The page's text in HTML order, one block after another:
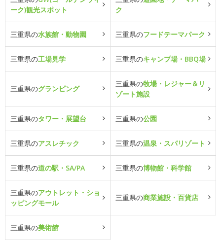
ーク)観光スポット
ク
三重県の水族館・動物園 三重県のフードテーマパーク
三重県の工場見学 三重県のキャンプ場・BBQ場
三重県のグランピング
三重県の牧場・レジャー＆リ
ゾート施設
三重県のタワー・展望台 三重県の公園
三重県のアスレチック 三重県の温泉・スパリゾート
三重県の道の駅・SA/PA 三重県の博物館・科学館
三重県のアウトレット・ショ
ッピングモール
三重県の商業施設・百貨店
三重県の美術館